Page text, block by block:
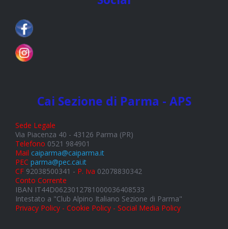
Cai Sezione di Parma - APS
Sede Legale
Via Piacenza 40 - 43126 Parma (PR)
Telefono 0521 984901
Mail caiparma@caiparma.it
PEC parma@pec.cai.it
CF 92038500341 - P. Iva 02078830342
Conto Corrente
IBAN IT44D0623012781000036408533
Intestato a "Club Alpino Italiano Sezione di Parma"
Privacy Policy - Cookie Policy - Social Media Policy